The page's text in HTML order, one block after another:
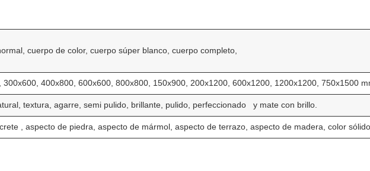
cuerpo de color, cuerpo súper blanco, cuerpo completo
300x600, 400x800, 600x600, 800x800, 150x900, 200x1200, 600x1200, 1200x1200, 750x1500
textura, agarre, semi pulido, brillante, pulido, perfeccionado y mate con brillo.
, aspecto de piedra, aspecto de mármol, aspecto de terrazo, aspecto de madera, color